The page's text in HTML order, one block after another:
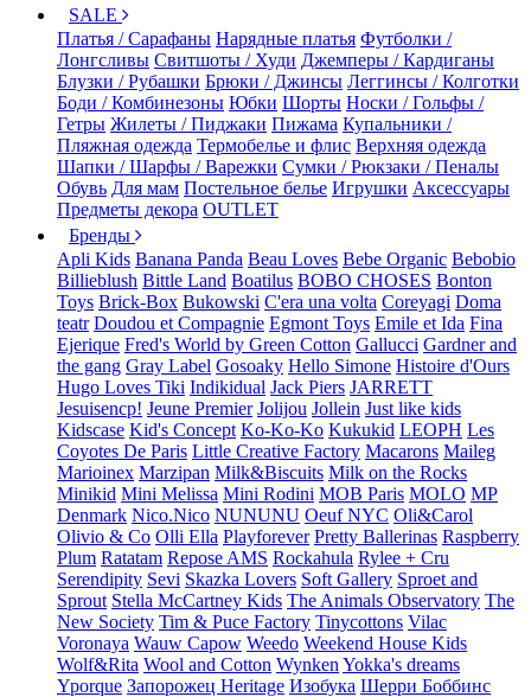
SALE
Платья / Сарафаны Нарядные платья Футболки /
Лонгсливы Свитшоты / Худи Джемперы / Кардиганы
Блузки / Рубашки Брюки / Джинсы Леггинсы / Колготки
Боди / Комбинезоны Юбки Шорты Носки / Гольфы /
Гетры Жилеты / Пиджаки Пижама Купальники /
Пляжная одежда Термобелье и флис Верхняя одежда
Шапки / Шарфы / Варежки Сумки / Рюкзаки / Пеналы
Обувь Для мам Постельное белье Игрушки Аксессуары
Предметы декора OUTLET
Бренды
Apli Kids Banana Panda Beau Loves Bebe Organic Bebobio
Billieblush Bittle Land Boatilus BOBO CHOSES Bonton
Toys Brick-Box Bukowski C'era una volta Coreyagi Doma
teatr Doudou et Compagnie Egmont Toys Emile et Ida Fina
Ejerique Fred's World by Green Cotton Gallucci Gardner and
the gang Gray Label Gosoaky Hello Simone Histoire d'Ours
Hugo Loves Tiki Indikidual Jack Piers JARRETT
Jesuisencp! Jeune Premier Jolijou Jollein Just like kids
Kidscase Kid's Concept Ko-Ko-Ko Kukukid LEOPH Les
Coyotes De Paris Little Creative Factory Macarons Maileg
Marioinex Marzipan Milk&Biscuits Milk on the Rocks
Minikid Mini Melissa Mini Rodini MOB Paris MOLO MP
Denmark Nico.Nico NUNUNU Oeuf NYC Oli&Carol
Olivio & Co Olli Ella Playforever Pretty Ballerinas Raspberry
Plum Ratatam Repose AMS Rockahula Rylee + Cru
Serendipity Sevi Skazka Lovers Soft Gallery Sproet and
Sprout Stella McCartney Kids The Animals Observatory The
New Society Tim & Puce Factory Tinycottons Vilac
Voronaya Wauw Capow Weedo Weekend House Kids
Wolf&Rita Wool and Cotton Wynken Yokka's dreams
Yporque Запорожец Heritage Изобука Шерри Боббинс